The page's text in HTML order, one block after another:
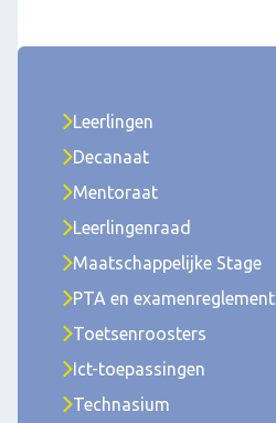
Leerlingen
Decanaat
Mentoraat
Leerlingenraad
Maatschappelijke Stage
PTA en examenreglement
Toetsenroosters
Ict-toepassingen
Technasium